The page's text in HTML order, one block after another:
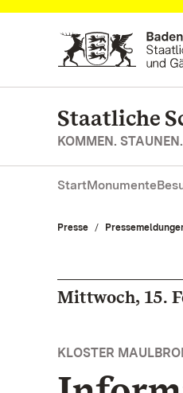
Zum Hauptinhalt springen
Staatliche
KOMMEN.
StartMonumente
Presse
Mittwoch, 15.
KLOSTER